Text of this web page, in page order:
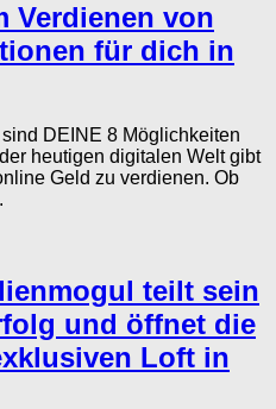
Verdienen von
für dich in
DEINE 8 Möglichkeiten
heutigen digitalen Welt gibt
Geld zu verdienen. Ob
teilt sein
und öffnet die
Loft in